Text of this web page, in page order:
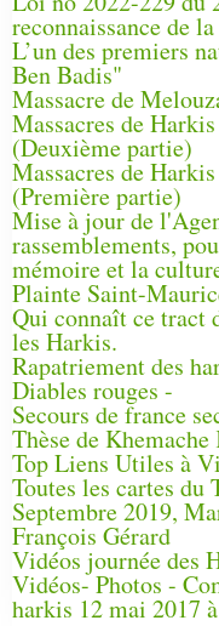
reconnaissance de
L’un des premiers
Ben Badis"
Massacre de
Massacres de
(Deuxième partie)
Massacres de
(Première partie)
Mise à jour de
rassemblements,
mémoire et la
Plainte Saint-
Qui connaît ce tract
les Harkis.
Rapatriement des
Diables rouges -
Secours de france
Thèse de
Top Liens Utiles à
Toutes les cartes du
Septembre 2019,
François Gérard
Vidéos journée des
Vidéos- Photos -
harkis 12 mai 2017